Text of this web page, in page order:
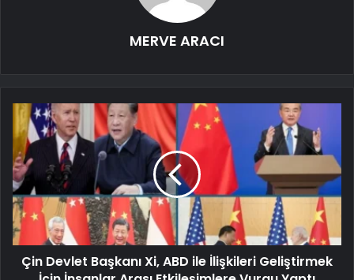
MERVE ARACI
Çin Devlet Başkanı Xi, ABD ile İlişkileri Geliştirmek